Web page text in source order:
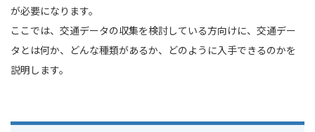
が必要になります。
ここでは、交通データの収集を検討している方向けに、交通デー
タとは何か、どんな種類があるか、どのように入手できるのかを
説明します。